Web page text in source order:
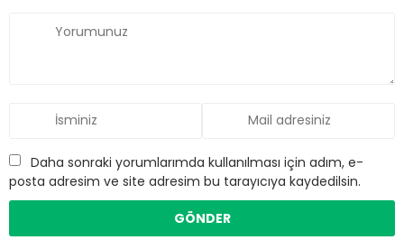
Daha sonraki yorumlarımda kullanılması için adım, e-
posta adresim ve site adresim bu tarayıcıya kaydedilsin.